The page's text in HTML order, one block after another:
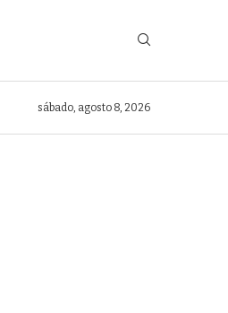
sábado, agosto 8, 2026